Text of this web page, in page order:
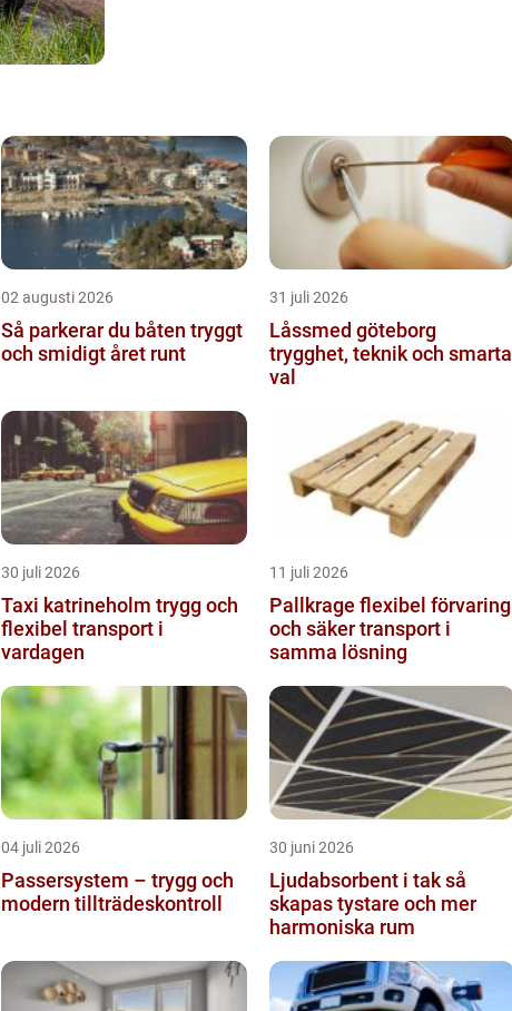
02 augusti 2026
Så parkerar du båten tryggt
och smidigt året runt
31 juli 2026
Låssmed göteborg
trygghet, teknik och smarta
val
30 juli 2026
Taxi katrineholm trygg och
flexibel transport i
vardagen
11 juli 2026
Pallkrage flexibel förvaring
och säker transport i
samma lösning
04 juli 2026
Passersystem – trygg och
modern tillträdeskontroll
30 juni 2026
Ljudabsorbent i tak så
skapas tystare och mer
harmoniska rum